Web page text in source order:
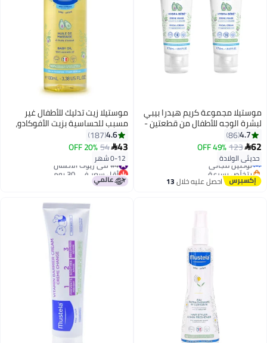
موستيلا مجموعة كريم هيدرا بيبي
لبشرة الوجه للأطفال من قطعتين -
40 مل4.7
86
62
123
49% OFF
حديثي الولادة
#16 في اللوشن
أقل سعر في 30 يوم
توصيل مجاني
بتخلّص بسرعة
#16 في اللوشن احصل عليه خلال13
موستيلا زيت تدليك للأطفال غير
مسبب للحساسية بزيت الأفوكادو،
100 مل4.6
187
43
54
20% OFF
0-12 شهر
#4 في زيوت الأطفال
أقل سعر في 30 يوم
#4 في زيوت الأطفال